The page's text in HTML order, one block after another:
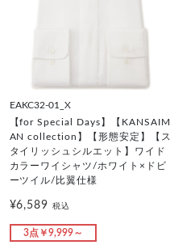
EAKC32-01_X
【for Special Days】【KANSAIM
AN collection】【形態安定】【ス
タイリッシュシルエット】ワイド
カラーワイシャツ/ホワイト×ドビ
ーツイル/比翼仕様
¥6,589税込
3点￥9,999～